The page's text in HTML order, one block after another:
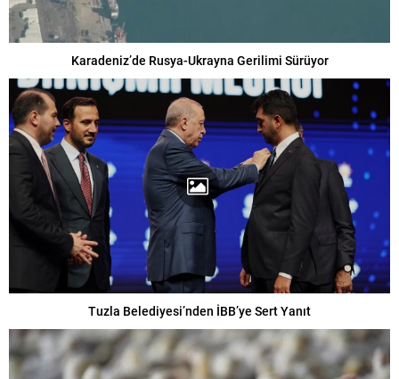
Karadeniz’de Rusya-Ukrayna Gerilimi Sürüyor
Tuzla Belediyesi’nden İBB’ye Sert Yanıt